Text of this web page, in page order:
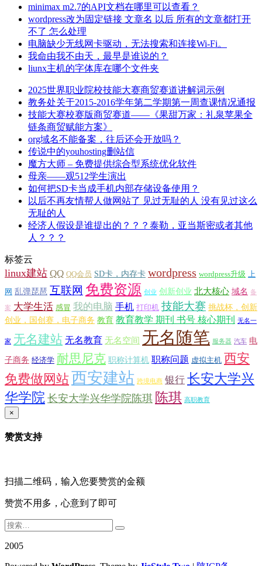
minimax m2.7的API文档在哪里可以查看？
wordpress改为固定链接 文章名 以后 所有的文章都打开
不了 怎么处理
电脑缺少无线网卡驱动，无法搜索和连接Wi-Fi。
我命由我不由天，最早是谁说的？
liunx主机的字体库在哪个文件夹
2025世界职业院校技能大赛商贸赛道讲解词示例
教务处关于2015-2016学年第二学期第一周查课情况通报
技能大赛校赛版商贸赛道——《果甜万家：礼泉苹果全
链条商贸赋能方案》
org域名不能备案，往后还会开放吗？
传说中的youhosting删站信
魔方大师 – 免费提供综合型系统优化软件
母亲——观512学生演出
如何把SD卡当成手机内部存储设备使用？
以后不再友情帮人做网站了 见过无耻的人 没有见过这么
无耻的人
经济人假设是谁提出的？？？泰勒，亚当斯密或者其他
人？？？
标签云
linux建站 QQ QQ会员 SD卡，内存卡 wordpress wordpress升级 上
网 乱弹琵琶 互联网 免费资源 创业 创新创业 北大核心 域名 备
案 大学生活 感冒 我的电脑 手机 打印机 技能大赛 挑战杯，创新
创业，国创赛，电子商务 教育 教育教学 期刊 书号 核心期刊 无名一
家 无名建站 无名教育 无名空间 无名随笔 服务器 汽车 电
子商务 经济学 耐思尼克 职称计算机 职称问题 虚拟主机 西安
免费做网站西安建站 跨境电商 银行 长安大学兴
华学院 长安大学兴华学院陈琪 陈琪 高职教育
×
赞赏支持
扫描二维码，输入您要赞赏的金额
赞赏不用多，心意到了即可
2005